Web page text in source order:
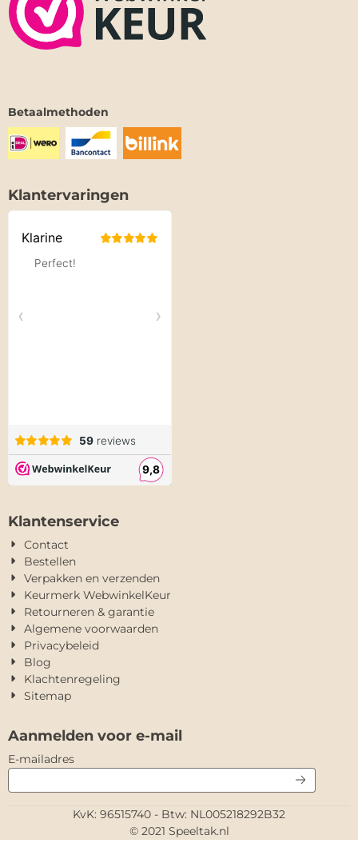
Betaalmethoden
Klantervaringen
Klantenservice
Contact
Bestellen
Verpakken en verzenden
Keurmerk WebwinkelKeur
Retourneren & garantie
Algemene voorwaarden
Privacybeleid
Blog
Klachtenregeling
Sitemap
Aanmelden voor e-mail
E-mailadresVul je e-mailadres in voor de nieuwsbrief
KvK: 96515740 - Btw: NL005218292B32
© 2021 Speeltak.nl